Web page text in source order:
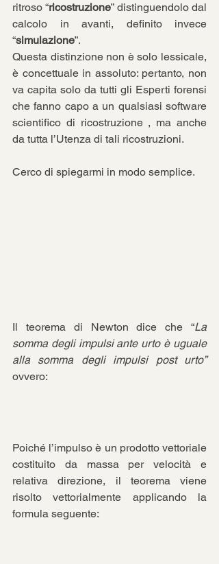
ritroso “ricostruzione” distinguendolo dal
calcolo in avanti, definito invece
“simulazione”.
Questa distinzione non è solo lessicale,
è concettuale in assoluto: pertanto, non
va capita solo da tutti gli Esperti forensi
che fanno capo a un qualsiasi software
scientifico di ricostruzione , ma anche
da tutta l’Utenza di tali ricostruzioni.
Cerco di spiegarmi in modo semplice.
Il teorema di Newton dice che “La
somma degli impulsi ante urto è uguale
alla somma degli impulsi post urto”
ovvero:
Poiché l’impulso è un prodotto vettoriale
costituito da massa per velocità e
relativa direzione, il teorema viene
risolto vettorialmente applicando la
formula seguente: